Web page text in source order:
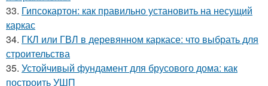
33. Гипсокартон: как правильно установить на несущий
каркас
34. ГКЛ или ГВЛ в деревянном каркасе: что выбрать для
строительства
35. Устойчивый фундамент для брусового дома: как
построить УШП